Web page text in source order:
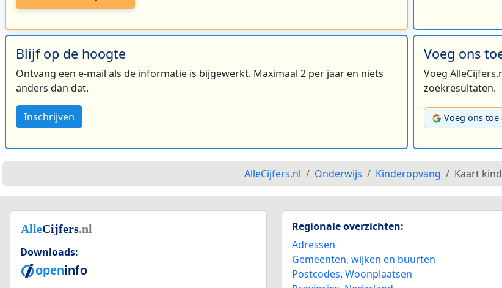
Blijf op de hoogte
Ontvang een e-mail als de informatie is bijgewerkt. Maximaal 2 per jaar en niets
anders dan dat.
Inschrijven
Voeg ons
Voeg
zoekresultaten.
Voeg ons
AlleCijfers.nl Onderwijs Kinderopvang Kaart
Downloads:
Regionale overzichten:
Adressen
Gemeenten, wijken en buurten
Postcodes,Woonplaatsen